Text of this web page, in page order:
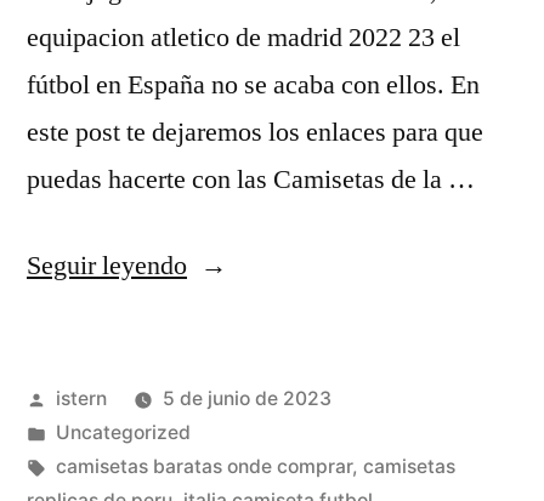
equipacion atletico de madrid 2022 23 el
fútbol en España no se acaba con ellos. En
este post te dejaremos los enlaces para que
puedas hacerte con las Camisetas de la …
Seguir leyendo«comprar
futbol
en
Publicado
por
istern
5 de junio de 2023
Publicado
en
Uncategorized
Etiquetas:
camisetas baratas onde comprar, camisetas